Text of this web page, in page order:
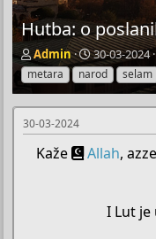
Hutba: o
P
o
k
e
t
a
Admin
P
o
č
n
i
30-03-2024
metara
narod selam
30-03-2024
Kaže Allah,
I Lut je